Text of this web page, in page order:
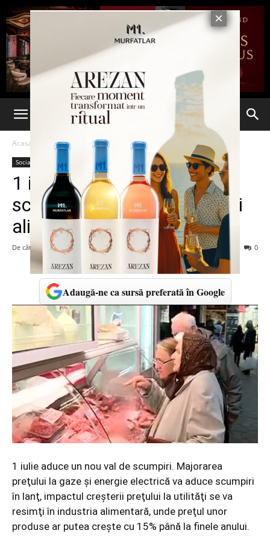
Acasă Social
Social
1 iulie – Ziua cea mai
scumpă. Facturi mai mari şi
alimente mai scumpe
De către 28 iunie 2013 0
Adaugă-ne ca sursă preferată în Google
1 iulie aduce un nou val de scumpiri. Majorarea
preţului la gaze şi energie electrică va aduce scumpiri
în lanţ, impactul creşterii preţului la utilităţi se va
resimţi în industria alimentară, unde preţul unor
produse ar putea creşte cu 15% până la finele anului.